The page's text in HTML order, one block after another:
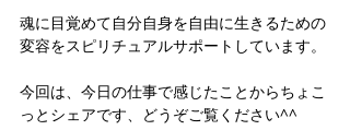
魂に目覚めて自分自身を自由に生きるための
変容をスピリチュアルサポートしています。
今回は、今日の仕事で感じたことからちょこ
っとシェアです、どうぞご覧ください^^